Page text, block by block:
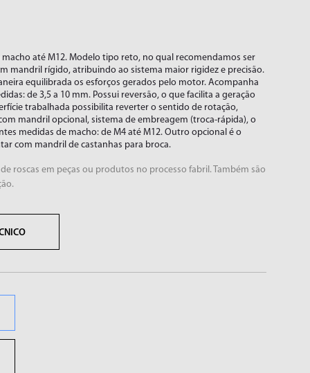
até M12. Modelo tipo reto, no qual recomendamos ser
mandril rígido, atribuindo ao sistema maior rigidez e precisão.
equilibrada os esforços gerados pelo motor. Acompanha
de 3,5 a 10 mm. Possui reversão, o que facilita a geração
trabalhada possibilita reverter o sentido de rotação,
mandril opcional, sistema de embreagem (troca-rápida), o
medidas de macho: de M4 até M12. Outro opcional é o
com mandril de castanhas para broca.
roscas em peças ou produtos no processo fabril. Também são